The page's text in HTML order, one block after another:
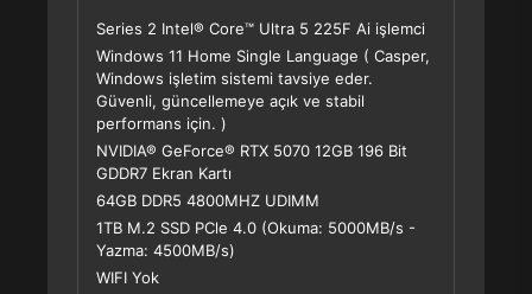
Series 2 Intel® Core™ Ultra 5 225F Ai işlemci
Windows 11 Home Single Language ( Casper,
Windows işletim sistemi tavsiye eder.
Güvenli, güncellemeye açık ve stabil
performans için. )
NVIDIA® GeForce® RTX 5070 12GB 196 Bit
GDDR7 Ekran Kartı
64GB DDR5 4800MHZ UDIMM
1TB M.2 SSD PCle 4.0 (Okuma: 5000MB/s -
Yazma: 4500MB/s)
WIFI Yok